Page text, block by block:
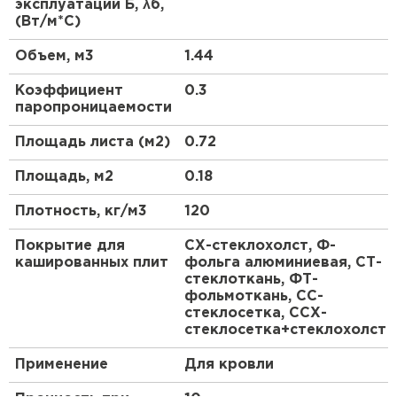
пароизоляции и ветрозащиты утеплителя, а
также при утеплении производственных зданий
изнутри.
эксплуатации Б, λб,
(Вт/м*С)
Объем, м3 1.44
Коэффициент
паропроницаемости
0.3
Площадь листа (м2) 0.72
Площадь, м2 0.18
Плотность, кг/м3 120
Покрытие для
кашированных плит
СХ-стеклохолст, Ф-
фольга алюминиевая, СТ-
стеклоткань, ФТ-
фольмоткань, СС-
стеклосетка, ССХ-
стеклосетка+стеклохолст
Применение Для кровли
Утеплитель Isoroc
Утеплитель Isover
ПЕРЕЙТИ
Утеплитель Paroc
Утеплитель Penoplex